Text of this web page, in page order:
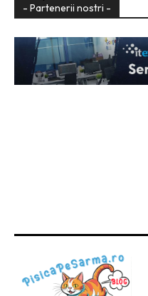
- Partenerii nostri -